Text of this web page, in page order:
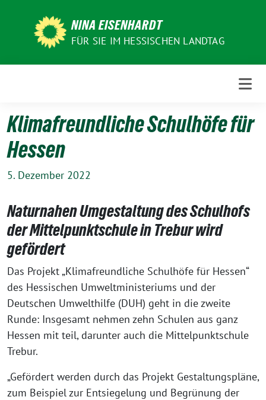
NINA EISENHARDT
FÜR SIE IM HESSISCHEN LANDTAG
Klimafreundliche Schulhöfe für
Hessen
5. Dezember 2022
Naturnahen Umgestaltung des Schulhofs
der Mittelpunktschule in Trebur wird
gefördert
Das Projekt „Klimafreundliche Schulhöfe für Hessen“
des Hessischen Umweltministeriums und der
Deutschen Umwelthilfe (DUH) geht in die zweite
Runde: Insgesamt nehmen zehn Schulen aus ganz
Hessen mit teil, darunter auch die Mittelpunktschule
Trebur.
„Gefördert werden durch das Projekt Gestaltungspläne,
zum Beispiel zur Entsiegelung und Begrünung der